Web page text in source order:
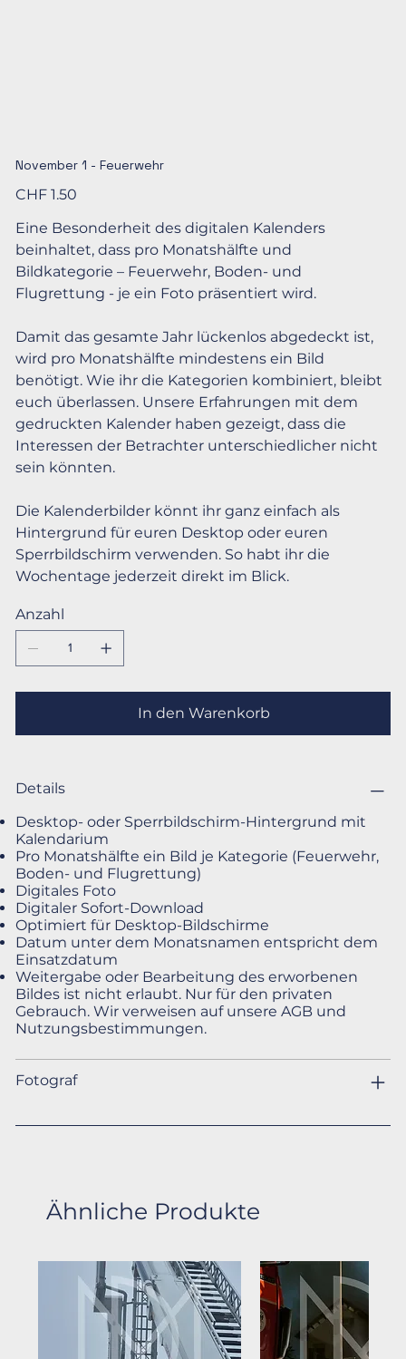
November 1 - Feuerwehr
Preis
CHF 1.50
Eine Besonderheit des digitalen Kalenders
beinhaltet, dass pro Monatshälfte und
Bildkategorie – Feuerwehr, Boden- und
Flugrettung - je ein Foto präsentiert wird.
Damit das gesamte Jahr lückenlos abgedeckt ist,
wird pro Monatshälfte mindestens ein Bild
benötigt. Wie ihr die Kategorien kombiniert, bleibt
euch überlassen. Unsere Erfahrungen mit dem
gedruckten Kalender haben gezeigt, dass die
Interessen der Betrachter unterschiedlicher nicht
sein könnten.
Die Kalenderbilder könnt ihr ganz einfach als
Hintergrund für euren Desktop oder euren
Sperrbildschirm verwenden. So habt ihr die
Wochentage jederzeit direkt im Blick.
Anzahl
In den Warenkorb
Details
Desktop- oder Sperrbildschirm-Hintergrund mit
Kalendarium
Pro Monatshälfte ein Bild je Kategorie (Feuerwehr,
Boden- und Flugrettung)
Digitales Foto
Digitaler Sofort-Download
Optimiert für Desktop-Bildschirme
Datum unter dem Monatsnamen entspricht dem
Einsatzdatum
Weitergabe oder Bearbeitung des erworbenen
Bildes ist nicht erlaubt. Nur für den privaten
Gebrauch. Wir verweisen auf unsere AGB und
Nutzungsbestimmungen.
Fotograf
Ähnliche Produkte